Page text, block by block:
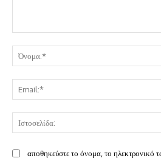
αποθηκεύστε το όνομα, το ηλεκτρονικό